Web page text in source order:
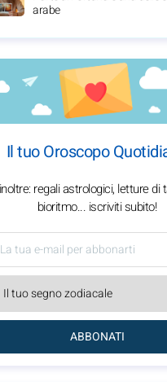
arabe
Il tuo Oroscopo
regali astrologici, letture di
bioritmo... iscriviti subito!
ABBONATI